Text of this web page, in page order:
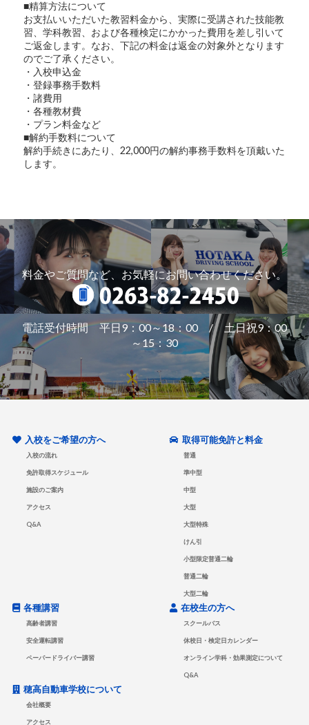
■精算方法について
お支払いいただいた教習料金から、実際に受講された技能教
習、学科教習、および各種検定にかかった費用を差し引いて
ご返金します。なお、下記の料金は返金の対象外となります
のでご了承ください。
・入校申込金
・登録事務手数料
・諸費用
・各種教材費
・プラン料金など
■解約手数料について
解約手続きにあたり、22,000円の解約事務手数料を頂戴いた
します。
料金やご質問など、お気軽にお問い合わせください。
電話受付時間 平日9：00～18：00 / 土日祝9：00
～15：30
入校をご希望の方へ
入校の流れ
免許取得スケジュール
施設のご案内
アクセス
Q&A
取得可能免許と料金
普通
準中型
中型
大型
大型特殊
けん引
小型限定普通二輪
普通二輪
大型二輪
各種講習
高齢者講習
安全運転講習
ペーパードライバー講習
在校生の方へ
スクールバス
休校日・検定日カレンダー
オンライン学科・効果測定について
Q&A
穂高自動車学校について
会社概要
アクセス